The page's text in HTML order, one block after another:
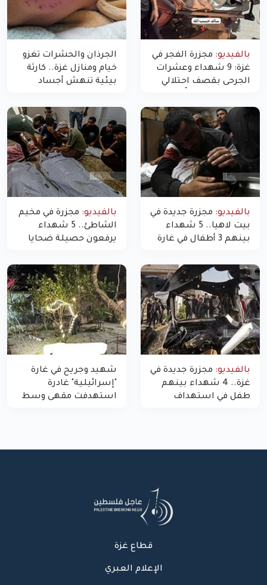
بالفيديو: مجزرة الفجر في
غزة: 9 شهداء وعشرات
الجرحى بقصف احتلالي
الجرذان والحشرات تغزو
خيام ومنازل غزة.. كارثة
بيئية تنهش أجساد
بالفيديو: مجزرة جديدة في
بيت لاهيا.. 5 شهداء
بينهم 3 أطفال في غارة
غزة
بالفيديو: مجزرة في مخيم
الشاطئ.. 5 شهداء
يرفعون حصيلة ضحايا
بالفيديو: مجزرة جديدة في
غزة.. 4 شهداء بينهم
طفل في استهداف
شهيد وجريح في غارة
"إسرائيلية" غادرة
استهدفت مقهى وسط
قطاع غزة
الإعلام العبري